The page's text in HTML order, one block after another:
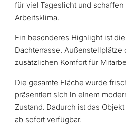
für viel Tageslicht und schaffen
Arbeitsklima.
Ein besonderes Highlight ist die
Dachterrasse. Außenstellplätze
zusätzlichen Komfort für
Die gesamte Fläche wurde
präsentiert sich in einem
Zustand. Dadurch ist das
ab sofort verfügbar.